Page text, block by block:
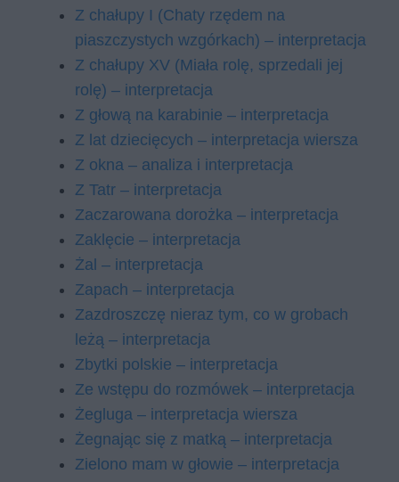
Z chałupy I (Chaty rzędem na
piaszczystych wzgórkach) – interpretacja
Z chałupy XV (Miała rolę, sprzedali jej
rolę) – interpretacja
Z głową na karabinie – interpretacja
Z lat dziecięcych – interpretacja wiersza
Z okna – analiza i interpretacja
Z Tatr – interpretacja
Zaczarowana dorożka – interpretacja
Zaklęcie – interpretacja
Żal – interpretacja
Zapach – interpretacja
Zazdroszczę nieraz tym, co w grobach
leżą – interpretacja
Zbytki polskie – interpretacja
Ze wstępu do rozmówek – interpretacja
Żegluga – interpretacja wiersza
Żegnając się z matką – interpretacja
Zielono mam w głowie – interpretacja